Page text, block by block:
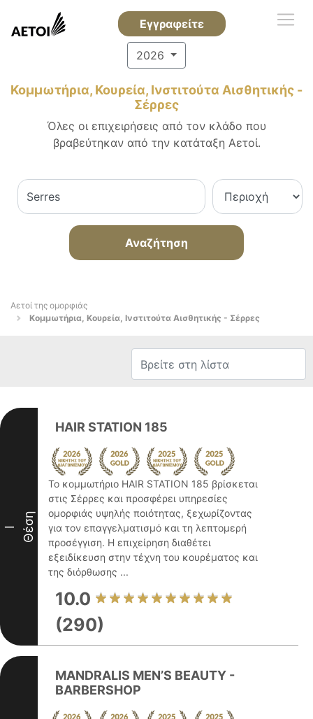
Εγγραφείτε
2026
Κομμωτήρια, Κουρεία, Ινστιτούτα Αισθητικής -
Σέρρες
Όλες οι επιχειρήσεις από τον κλάδο που
βραβεύτηκαν από την κατάταξη Αετοί.
Αναζήτηση
Αετοί της ομορφιάς
Κομμωτήρια, Κουρεία, Ινστιτούτα Αισθητικής - Σέρρες
I Θέση
HAIR STATION 185
Το κομμωτήριο HAIR STATION 185 βρίσκεται
στις Σέρρες και προσφέρει υπηρεσίες
ομορφιάς υψηλής ποιότητας, ξεχωρίζοντας
για τον επαγγελματισμό και τη λεπτομερή
προσέγγιση. Η επιχείρηση διαθέτει
εξειδίκευση στην τέχνη του κουρέματος και
της διόρθωσης ...
10.0
(290)
MANDRALIS MEN’S BEAUTY -
BARBERSHOP